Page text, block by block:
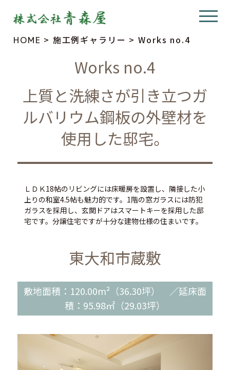
HOME > 施工例ギャラリー > Works no.4
Works no.4
上質と洗練さが引き立つガ
ルバリウム鋼板の外壁材を
使用した邸宅。
ＬＤＫ18帖のリビングには床暖房を設置し、隣接した小
上りの和室4.5帖も魅力的です。1階の窓ガラスには防犯
ガラスを採用し、玄関ドアはスマートキーを採用した邸
宅です。分譲住宅ですが十分な建物仕様の住まいです。
東大和市蔵敷
敷地面積：120.00m²（36.30坪） ／延床面
積：95.98㎡（29.03坪）